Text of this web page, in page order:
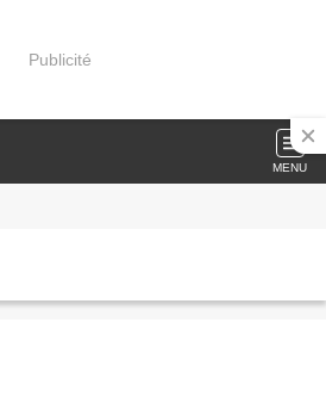
Publicité
MENU